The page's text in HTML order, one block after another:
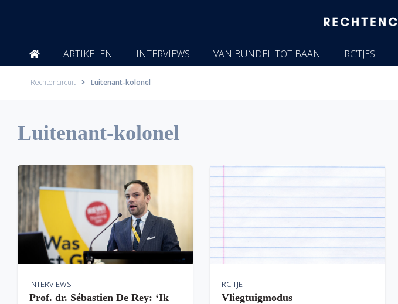
ARTIKELEN INTERVIEWS VAN BUNDEL TOT BAAN RC’TJES
Rechtencircuit Luitenant-kolonel
Luitenant-kolonel
INTERVIEWS
Prof. dr. Sébastien De Rey: ‘Ik
RC'TJE
Vliegtuigmodus